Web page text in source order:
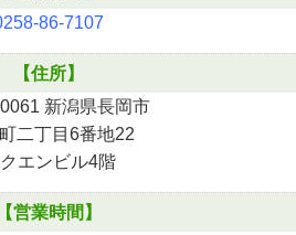
86-7107
【住所】
新潟県長岡市
二丁目6番地22
エンビル4階
【営業時間】